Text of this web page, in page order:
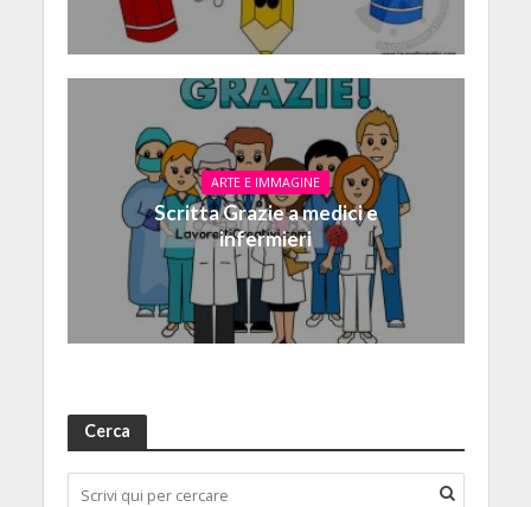
ARTE E IMMAGINE
Scritta Grazie a medici e
infermieri
Cerca